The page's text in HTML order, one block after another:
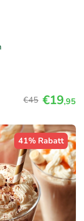
€45 €19,95
41% Rabatt